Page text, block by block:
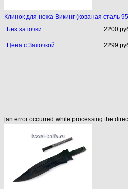
Клинок для ножа Викинг (кованая сталь
Без заточки
2200
Цена с Заточкой 2299
[an error occurred while processing the